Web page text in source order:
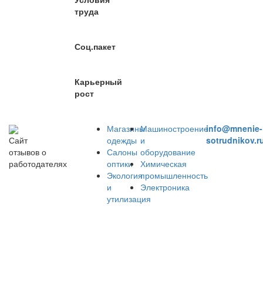
труда
Соц.пакет
Карьерный
рост
Сайт
отзывов о
работодателях
Магазины
одежды
Салоны
оптики
Экология
и
утилизация
Машиностроение
и
оборудование
Химическая
промышленность
Электроника
info@mnenie-